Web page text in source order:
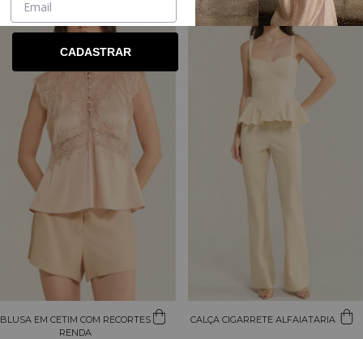
BLUSA EM CETIM COM RECORTES
RENDA
CALÇA CIGARRETE ALFAIATARIA
CADASTRAR